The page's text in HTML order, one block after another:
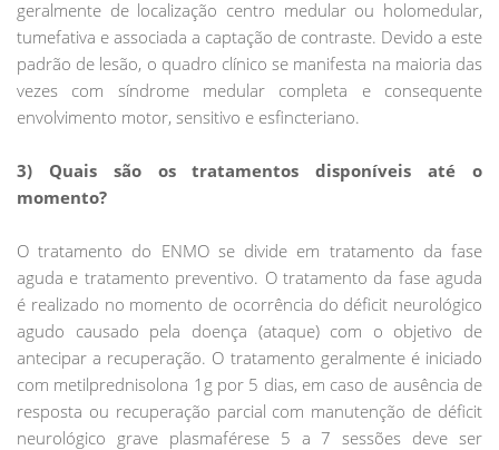
geralmente de localização centro medular ou holomedular,
tumefativa e associada a captação de contraste. Devido a este
padrão de lesão, o quadro clínico se manifesta na maioria das
vezes com síndrome medular completa e consequente
envolvimento motor, sensitivo e esfincteriano.
3) Quais são os tratamentos disponíveis até o
momento?
O tratamento do ENMO se divide em tratamento da fase
aguda e tratamento preventivo. O tratamento da fase aguda
é realizado no momento de ocorrência do déficit neurológico
agudo causado pela doença (ataque) com o objetivo de
antecipar a recuperação. O tratamento geralmente é iniciado
com metilprednisolona 1g por 5 dias, em caso de ausência de
resposta ou recuperação parcial com manutenção de déficit
neurológico grave plasmaférese 5 a 7 sessões deve ser